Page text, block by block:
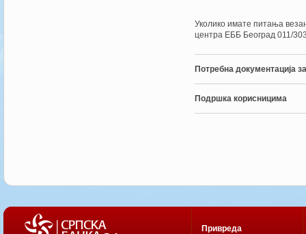
Уколико имате питања
центра ЕББ Београд 011/
Потребна документација
Подршка корисницима
Привреда